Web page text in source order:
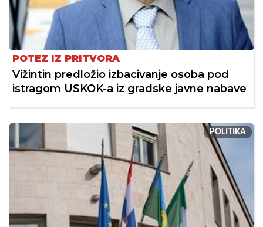
POTEZ IZ PRITVORA
Vižintin predložio izbacivanje osoba pod
istragom USKOK-a iz gradske javne nabave
POLITIKA